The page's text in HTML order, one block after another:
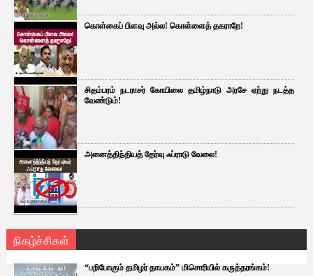
கொள்கைப் பிளவு அல்ல! கொள்ளைத் தகராறே!
சிதம்பரம் நடராசர் கோயிலை தமிழ்நாடு அரசே ஏற்று நடத்த
வேண்டும்!
அனைத்திந்தியத் தேர்வு ஃப்ராடு வேலை!
நிகழ்ச்சிகள்
“பறிபோகும் தமிழர் தாயகம்” மிசொரியில் கருத்தரங்கம்!